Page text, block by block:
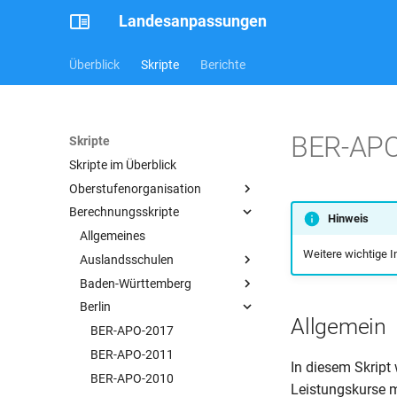
Landesanpassungen
Überblick Skripte Berichte
Skripte
Skripte im Überblick
Oberstufenorganisation
Allgemein
Berechnungsskripte
Allgemeines
Auslandsschulen
DE-DIAP-2024
DE-DIAP-2018
DE-DIAP-2015
DE-DIAP-2005
DE-DRP-2005
Baden-Württemberg
BAW-APO-2010-G9
BAW-APO-2001-G9
BAW-APO-1999
BAW-APO-BGY-2021-G9
Berlin
BER-APO-2017
BER-APO-2011
BER-APO-2010
BER-
Hinweis
Weitere wichtige
Allgemein
In diesem Skript
Leistungskurse